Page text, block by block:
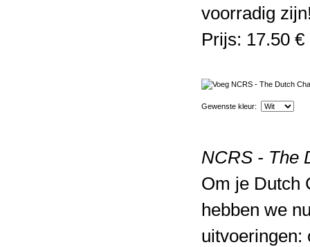
voorradig
Prijs: 17.50
Gewenste kleur:
NCRS - The
Om je Dutch
hebben we
uitvoeringen: